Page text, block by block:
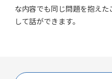
な内容でも同じ問題を抱え
して話ができます。